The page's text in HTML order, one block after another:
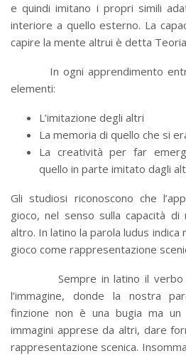
e quindi imitano i propri simili
interiore a quello esterno. La
capire la mente altrui è detta
In ogni apprendimento
elementi:
L’imitazione degli altri
La memoria di quello che si
La creatività per far
quello in parte imitato dagli
Gli studiosi riconoscono che
gioco, nel senso sulla capacità di
altro. In latino la parola ludus indica
gioco come rappresentazione
Sempre in latino il verbo
l’immagine, donde la nostra
finzione non è una bugia ma
immagini apprese da altri, dare
rappresentazione scenica.